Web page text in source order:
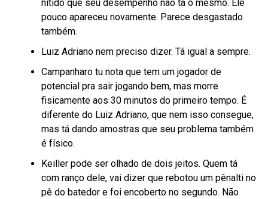
nítido que seu desempenho não tá o mesmo. Ele
pouco apareceu novamente. Parece desgastado
também.
Luiz Adriano nem preciso dizer. Tá igual a sempre.
Campanharo tu nota que tem um jogador de
potencial pra sair jogando bem, mas morre
fisicamente aos 30 minutos do primeiro tempo. É
diferente do Luiz Adriano, que nem isso consegue,
mas tá dando amostras que seu problema também
é físico.
Keiller pode ser olhado de dois jeitos. Quem tá
com ranço dele, vai dizer que rebotou um pênalti no
pê do batedor e foi encoberto no segundo. Não